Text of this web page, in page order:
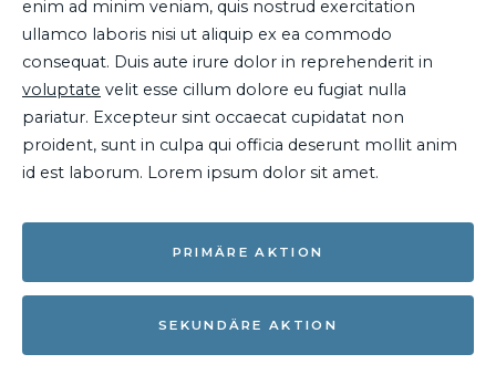
enim ad minim veniam, quis nostrud exercitation
ullamco laboris nisi ut aliquip ex ea commodo
consequat. Duis aute irure dolor in reprehenderit in
voluptate velit esse cillum dolore eu fugiat nulla
pariatur. Excepteur sint occaecat cupidatat non
proident, sunt in culpa qui officia deserunt mollit anim
id est laborum. Lorem ipsum dolor sit amet.
PRIMÄRE AKTION
SEKUNDÄRE AKTION